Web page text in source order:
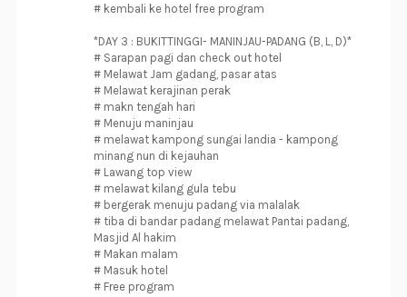
# kembali ke hotel free program
*DAY 3 : BUKITTINGGI- MANINJAU-PADANG (B, L, D)*
# Sarapan pagi dan check out hotel
# Melawat Jam gadang, pasar atas
# Melawat kerajinan perak
# makn tengah hari
# Menuju maninjau
# melawat kampong sungai landia - kampong
minang nun di kejauhan
# Lawang top view
# melawat kilang gula tebu
# bergerak menuju padang via malalak
# tiba di bandar padang melawat Pantai padang,
Masjid Al hakim
# Makan malam
# Masuk hotel
# Free program